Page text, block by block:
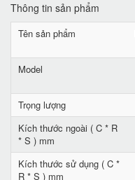
Thông tin sản phẩm
Tên sản phẩm
Model
Trọng lượng
Kích thước ngoài ( C * R
* S ) mm
Kích thước sử dụng ( C *
R * S ) mm